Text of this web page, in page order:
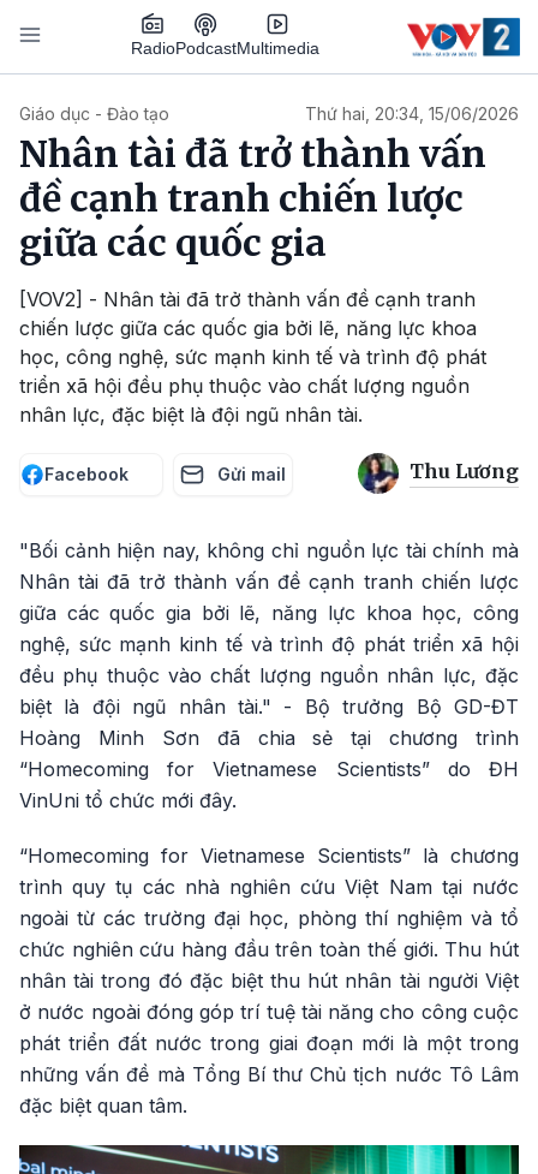
Nhảy đến nội dung
RadioPodcastMultimedia
Giáo dục - Đào tạo Thứ hai, 20:34, 15/06/2026
Nhân tài đã trở thành vấn
đề cạnh tranh chiến lược
giữa các quốc gia
[VOV2] - Nhân tài đã trở thành vấn đề cạnh tranh
chiến lược giữa các quốc gia bởi lẽ, năng lực khoa
học, công nghệ, sức mạnh kinh tế và trình độ phát
triển xã hội đều phụ thuộc vào chất lượng nguồn
nhân lực, đặc biệt là đội ngũ nhân tài.
Facebook Gửi mail Thu Lương
"Bối cảnh hiện nay, không chỉ nguồn lực tài chính mà
Nhân tài đã trở thành vấn đề cạnh tranh chiến lược
giữa các quốc gia bởi lẽ, năng lực khoa học, công
nghệ, sức mạnh kinh tế và trình độ phát triển xã hội
đều phụ thuộc vào chất lượng nguồn nhân lực, đặc
biệt là đội ngũ nhân tài." - Bộ trưởng Bộ GD-ĐT
Hoàng Minh Sơn đã chia sẻ tại chương trình
“Homecoming for Vietnamese Scientists” do ĐH
VinUni tổ chức mới đây.
“Homecoming for Vietnamese Scientists” là chương
trình quy tụ các nhà nghiên cứu Việt Nam tại nước
ngoài từ các trường đại học, phòng thí nghiệm và tổ
chức nghiên cứu hàng đầu trên toàn thế giới. Thu hút
nhân tài trong đó đặc biệt thu hút nhân tài người Việt
ở nước ngoài đóng góp trí tuệ tài năng cho công cuộc
phát triển đất nước trong giai đoạn mới là một trong
những vấn đề mà Tổng Bí thư Chủ tịch nước Tô Lâm
đặc biệt quan tâm.